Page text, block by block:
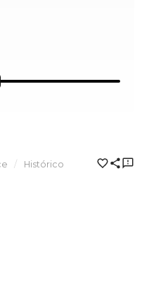
Histórico